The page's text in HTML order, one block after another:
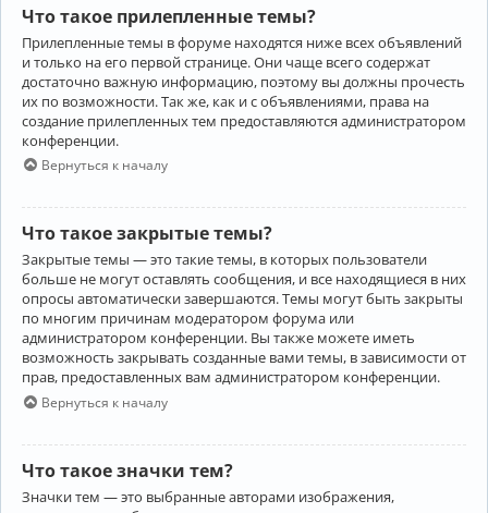
Что такое прилепленные темы?
Прилепленные темы в форуме находятся ниже всех объявлений
и только на его первой странице. Они чаще всего содержат
достаточно важную информацию, поэтому вы должны прочесть
их по возможности. Так же, как и с объявлениями, права на
создание прилепленных тем предоставляются администратором
конференции.
Вернуться к началу
Что такое закрытые темы?
Закрытые темы — это такие темы, в которых пользователи
больше не могут оставлять сообщения, и все находящиеся в них
опросы автоматически завершаются. Темы могут быть закрыты
по многим причинам модератором форума или
администратором конференции. Вы также можете иметь
возможность закрывать созданные вами темы, в зависимости от
прав, предоставленных вам администратором конференции.
Вернуться к началу
Что такое значки тем?
Значки тем — это выбранные авторами изображения,